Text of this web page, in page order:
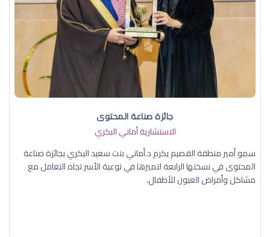
جائزة صناعة المحتوى
الاستشارية أماني البكري
سمو أمير منطقة القصيم يكرم د.أماني بنت سعيد البكري بجائزة صناعة
المحتوى في نسختها الرابعة لتميزها في توعية الأسر تجاه التعامل مع
مشاكل وأمراض العيون للأطفال.